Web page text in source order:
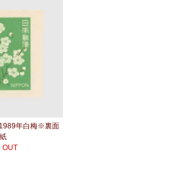
年白梅※裏面
OUT